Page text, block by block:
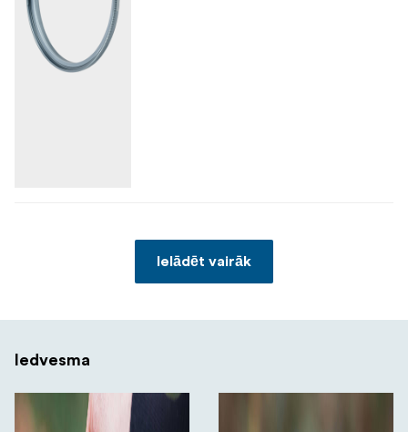
Ielādēt vairāk
Iedvesma